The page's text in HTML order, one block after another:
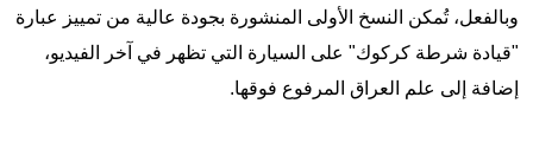
وبالفعل، تُمكن النسخ الأولى المنشورة بجودة عالية من تمييز عبارة
"قيادة شرطة كركوك" على السيارة التي تظهر في آخر الفيديو،
إضافة إلى علم العراق المرفوع فوقها.